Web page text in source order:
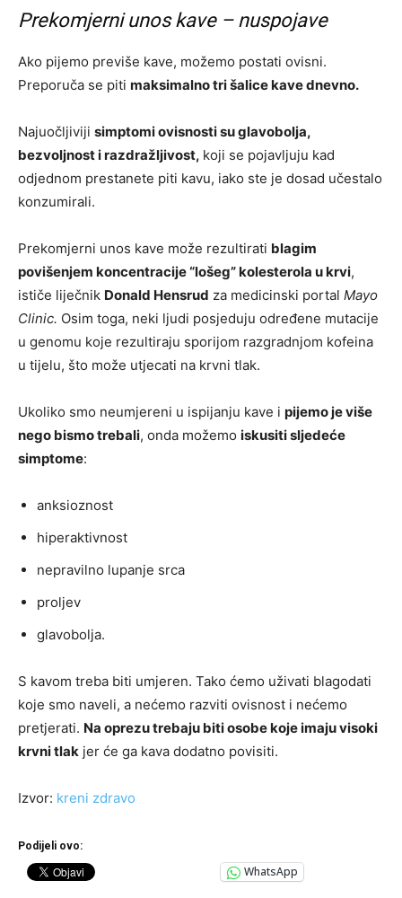
Prekomjerni unos kave – nuspojave
Ako pijemo previše kave, možemo postati ovisni.
Preporuča se piti maksimalno tri šalice kave dnevno.
Najuočljiviji simptomi ovisnosti su glavobolja,
bezvoljnost i razdražljivost, koji se pojavljuju kad
odjednom prestanete piti kavu, iako ste je dosad učestalo
konzumirali.
Prekomjerni unos kave može rezultirati blagim
povišenjem koncentracije “lošeg” kolesterola u krvi,
ističe liječnik Donald Hensrud za medicinski portal Mayo
Clinic. Osim toga, neki ljudi posjeduju određene mutacije
u genomu koje rezultiraju sporijom razgradnjom kofeina
u tijelu, što može utjecati na krvni tlak.
Ukoliko smo neumjereni u ispijanju kave i pijemo je više
nego bismo trebali, onda možemo iskusiti sljedeće
simptome:
anksioznost
hiperaktivnost
nepravilno lupanje srca
proljev
glavobolja.
S kavom treba biti umjeren. Tako ćemo uživati blagodati
koje smo naveli, a nećemo razviti ovisnost i nećemo
pretjerati. Na oprezu trebaju biti osobe koje imaju visoki
krvni tlak jer će ga kava dodatno povisiti.
Izvor: kreni zdravo
Podijeli ovo:
WhatsApp